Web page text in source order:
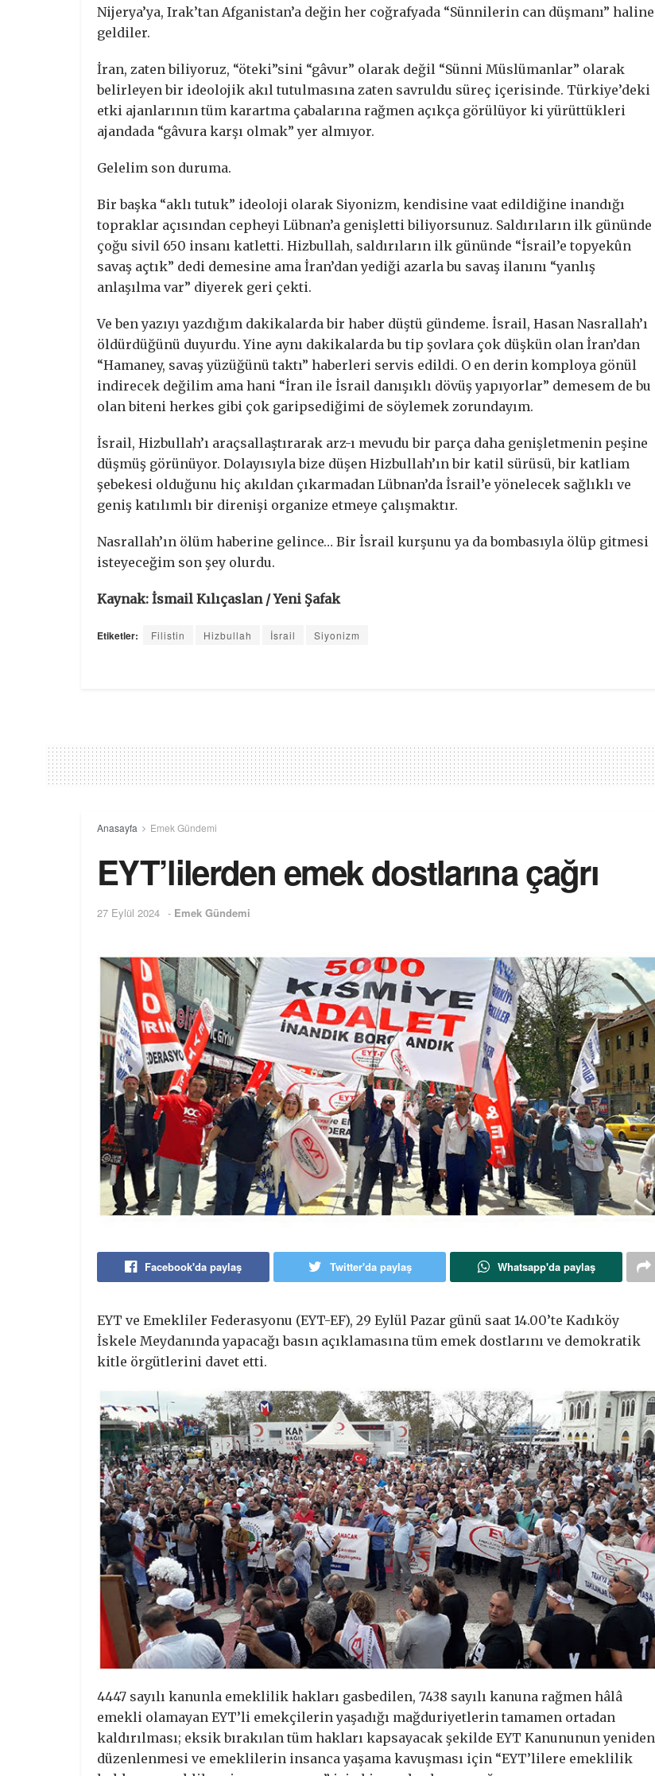
Nijerya’ya, Irak’tan Afganistan’a değin her coğrafyada “Sünnilerin can düşmanı” haline
geldiler.
İran, zaten biliyoruz, “öteki”sini “gâvur” olarak değil “Sünni Müslümanlar” olarak
belirleyen bir ideolojik akıl tutulmasına zaten savruldu süreç içerisinde. Türkiye’deki
etki ajanlarının tüm karartma çabalarına rağmen açıkça görülüyor ki yürüttükleri
ajandada “gâvura karşı olmak” yer almıyor.
Gelelim son duruma.
Bir başka “aklı tutuk” ideoloji olarak Siyonizm, kendisine vaat edildiğine inandığı
topraklar açısından cepheyi Lübnan’a genişletti biliyorsunuz. Saldırıların ilk gününde
çoğu sivil 650 insanı katletti. Hizbullah, saldırıların ilk gününde “İsrail’e topyekûn
savaş açtık” dedi demesine ama İran’dan yediği azarla bu savaş ilanını “yanlış
anlaşılma var” diyerek geri çekti.
Ve ben yazıyı yazdığım dakikalarda bir haber düştü gündeme. İsrail, Hasan Nasrallah’ı
öldürdüğünü duyurdu. Yine aynı dakikalarda bu tip şovlara çok düşkün olan İran’dan
“Hamaney, savaş yüzüğünü taktı” haberleri servis edildi. O en derin komploya gönül
indirecek değilim ama hani “İran ile İsrail danışıklı dövüş yapıyorlar” demesem de bu
olan biteni herkes gibi çok garipsediğimi de söylemek zorundayım.
İsrail, Hizbullah’ı araçsallaştırarak arz-ı mevudu bir parça daha genişletmenin peşine
düşmüş görünüyor. Dolayısıyla bize düşen Hizbullah’ın bir katil sürüsü, bir katliam
şebekesi olduğunu hiç akıldan çıkarmadan Lübnan’da İsrail’e yönelecek sağlıklı ve
geniş katılımlı bir direnişi organize etmeye çalışmaktır.
Nasrallah’ın ölüm haberine gelince… Bir İsrail kurşunu ya da bombasıyla ölüp gitmesi
isteyeceğim son şey olurdu.
Kaynak: İsmail Kılıçaslan / Yeni Şafak
Etiketler: Filistin Hizbullah İsrail Siyonizm
Anasayfa Emek Gündemi
EYT’lilerden emek dostlarına çağrı
27 Eylül 2024 - Emek Gündemi
Facebook'da paylaş Twitter'da paylaş Whatsapp'da paylaş
EYT ve Emekliler Federasyonu (EYT-EF), 29 Eylül Pazar günü saat 14.00’te Kadıköy
İskele Meydanında yapacağı basın açıklamasına tüm emek dostlarını ve demokratik
kitle örgütlerini davet etti.
4447 sayılı kanunla emeklilik hakları gasbedilen, 7438 sayılı kanuna rağmen hâlâ
emekli olamayan EYT’li emekçilerin yaşadığı mağduriyetlerin tamamen ortadan
kaldırılması; eksik bırakılan tüm hakları kapsayacak şekilde EYT Kanununun yeniden
düzenlenmesi ve emeklilerin insanca yaşama kavuşması için “EYT’lilere emeklilik